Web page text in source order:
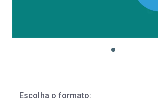
Escolha o formato: